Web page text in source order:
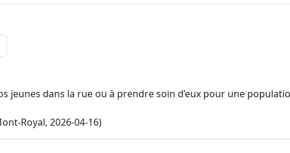
jeunes dans la rue ou à prendre soin d’eux pour une
Royal, 2026-04-16)